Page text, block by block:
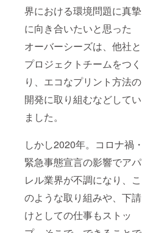
界における環境問題に真摯
に向き合いたいと思った
オーバーシーズは、他社と
プロジェクトチームをつく
り、エコなプリント方法の
開発に取り組むなどしてい
ました。
しかし2020年。コロナ禍・
緊急事態宣言の影響でアパ
レル業界が不調になり、こ
のような取り組みや、下請
けとしての仕事もストッ